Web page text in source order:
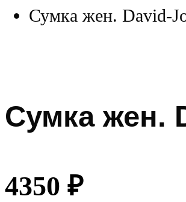
Сумка жен. David-
Сумка жен.
4350 ₽